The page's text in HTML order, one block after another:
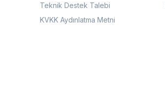
Teknik Destek Talebi
KVKK Aydınlatma Metni